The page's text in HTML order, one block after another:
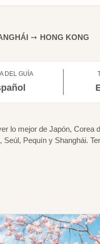
➙ HONG KONG
DEL GUÍA
lo mejor de Japón,
Pequín y Shanghái.